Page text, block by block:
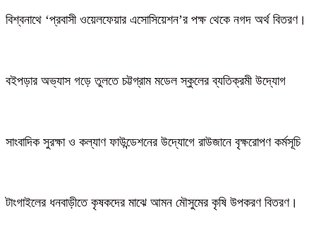
বিশ্বনাথে ‘প্রবাসী ওয়েলফেয়ার এসোসিয়েশন’র পক্ষ থেকে নগদ অর্থ বিতরণ।
বইপড়ার অভ্যাস গড়ে তুলতে চট্টগ্রাম মডেল স্কুলের ব্যতিক্রমী উদ্যোগ
সাংবাদিক সুরক্ষা ও কল্যাণ ফাউন্ডেশনের উদ্যোগে রাউজানে বৃক্ষরোপণ কর্মসূচি
টাংগাইলের ধনবাড়ীতে কৃষকদের মাঝে আমন মৌসুমের কৃষি উপকরণ বিতরণ।